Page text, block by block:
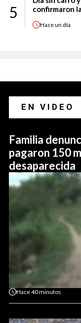
5
confirmaron
Haceun día
EN VIDEO
Familia
pagaron 150
desaparecida
Hace40 minutos